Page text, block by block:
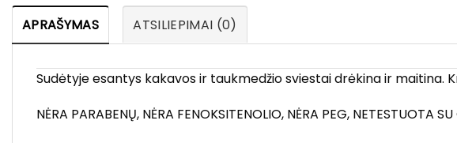
APRAŠYMAS ATSILIEPIMAI (0)
Sudėtyje esantys kakavos ir taukmedžio sviestai drėkina ir
NĖRA PARABENŲ, NĖRA FENOKSITENOLIO, NĖRA PEG, NETESTUOTA